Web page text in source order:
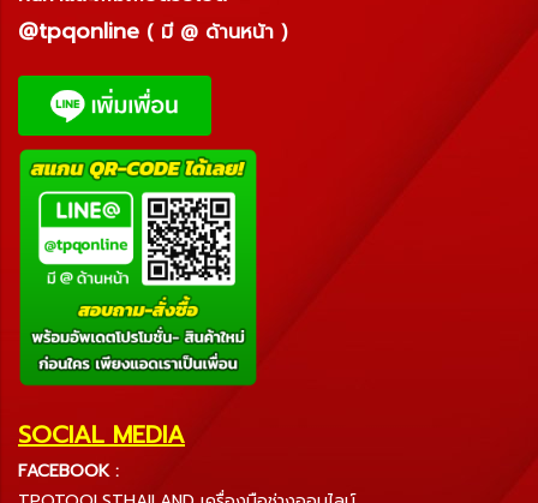
@tpqonline ( มี @ ด้านหน้า )
SOCIAL MEDIA
FACEBOOK :